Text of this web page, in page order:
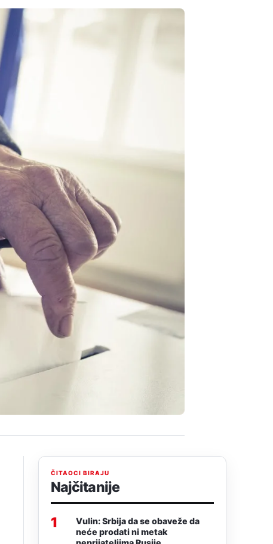
ČITAOCI BIRAJU
Najčitanije
1
Vulin: Srbija da se obaveže da
neće prodati ni metak